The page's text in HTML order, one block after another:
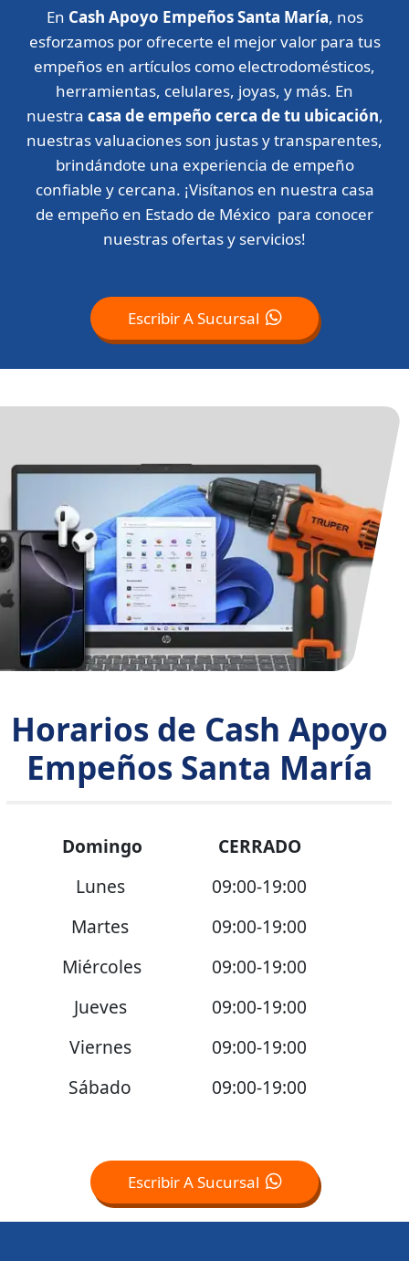
En Cash Apoyo Empeños Santa María, nos
esforzamos por ofrecerte el mejor valor para tus
empeños en artículos como electrodomésticos,
herramientas, celulares, joyas, y más. En
nuestra casa de empeño cerca de tu ubicación,
nuestras valuaciones son justas y transparentes,
brindándote una experiencia de empeño
confiable y cercana. ¡Visítanos en nuestra casa
de empeño en Estado de México para conocer
nuestras ofertas y servicios!
Escribir A Sucursal
Horarios de Cash Apoyo
Empeños Santa María
Domingo
CERRADO
Lunes
09:00-19:00
Martes
09:00-19:00
Miércoles
09:00-19:00
Jueves
09:00-19:00
Viernes
09:00-19:00
Sábado
09:00-19:00
Escribir A Sucursal